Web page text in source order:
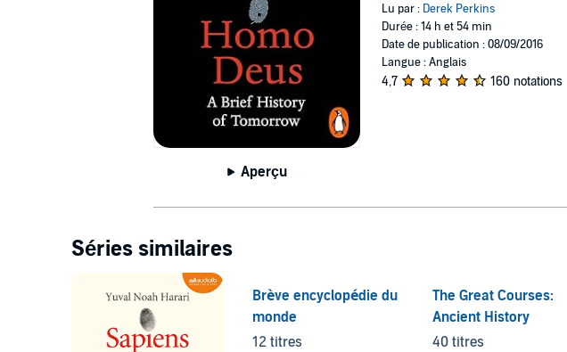
Aperçu
Lu par : Derek Perkins
Durée : 14 h et 54 min
Date de publication : 08/09/2016
Langue : Anglais
4,7 160 notations
Séries similaires
Brève encyclopédie du
monde
12 titres
The Great Courses:
Ancient History
40 titres